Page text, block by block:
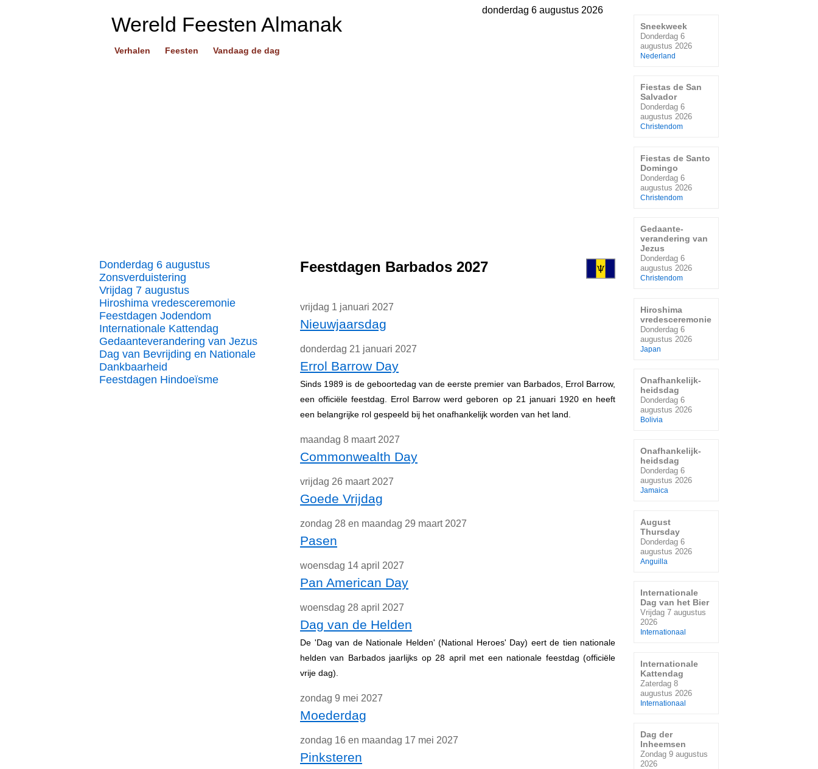
donderdag 6 augustus 2026
Wereld Feesten Almanak
Verhalen Feesten Vandaag de dag
Donderdag 6 augustus
Zonsverduistering
Vrijdag 7 augustus
Hiroshima vredesceremonie
Feestdagen Jodendom
Internationale Kattendag
Gedaanteverandering van Jezus
Dag van Bevrijding en Nationale
Dankbaarheid
Feestdagen Hindoeïsme
Feestdagen Barbados 2027
vrijdag 1 januari 2027
Nieuwjaarsdag
donderdag 21 januari 2027
Errol Barrow Day
Sinds 1989 is de geboortedag van de eerste premier van Barbados, Errol Barrow,
een officiële feestdag. Errol Barrow werd geboren op 21 januari 1920 en heeft
een belangrijke rol gespeeld bij het onafhankelijk worden van het land.
maandag 8 maart 2027
Commonwealth Day
vrijdag 26 maart 2027
Goede Vrijdag
zondag 28 en maandag 29 maart 2027
Pasen
woensdag 14 april 2027
Pan American Day
woensdag 28 april 2027
Dag van de Helden
De 'Dag van de Nationale Helden' (National Heroes' Day) eert de tien nationale
helden van Barbados jaarlijks op 28 april met een nationale feestdag (officiële
vrije dag).
zondag 9 mei 2027
Moederdag
zondag 16 en maandag 17 mei 2027
Pinksteren
Sneekweek
Donderdag 6
augustus 2026
Nederland
Fiestas de San
Salvador
Donderdag 6
augustus 2026
Christendom
Fiestas de Santo
Domingo
Donderdag 6
augustus 2026
Christendom
Gedaante-
verandering van
Jezus
Donderdag 6
augustus 2026
Christendom
Hiroshima
vredesceremonie
Donderdag 6
augustus 2026
Japan
Onafhankelijk-
heidsdag
Donderdag 6
augustus 2026
Bolivia
Onafhankelijk-
heidsdag
Donderdag 6
augustus 2026
Jamaica
August
Thursday
Donderdag 6
augustus 2026
Anguilla
Internationale
Dag van het Bier
Vrijdag 7 augustus
2026
Internationaal
Internationale
Kattendag
Zaterdag 8
augustus 2026
Internationaal
Dag der
Inheemsen
Zondag 9 augustus
2026